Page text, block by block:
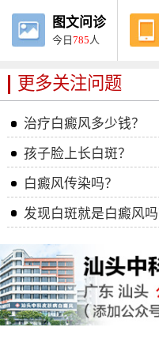
图文问诊
今日785 人
更多关注问题
治疗白癜风多少钱？
孩子脸上长白斑？
白癜风传染吗？
发现白斑就是白癜风吗